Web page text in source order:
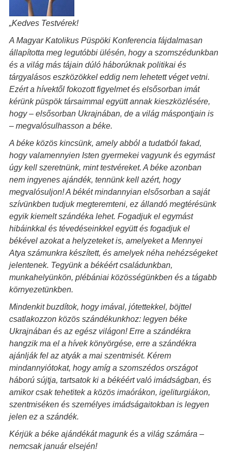
„Kedves Testvérek!
A Magyar Katolikus Püspöki Konferencia fájdalmasan
állapította meg legutóbbi ülésén, hogy a szomszédunkban
és a világ más tájain dúló háborúknak politikai és
tárgyalásos eszközökkel eddig nem lehetett véget vetni.
Ezért a hívektől fokozott figyelmet és elsősorban imát
kérünk püspök társaimmal együtt annak kieszközlésére,
hogy – elsősorban Ukrajnában, de a világ máspontjain is
– megvalósulhasson a béke.
A béke közös kincsünk, amely abból a tudatból fakad,
hogy valamennyien Isten gyermekei vagyunk és egymást
úgy kell szeretnünk, mint testvéreket. A béke azonban
nem ingyenes ajándék, tennünk kell azért, hogy
megvalósuljon! A békét mindannyian elsősorban a saját
szívünkben tudjuk megteremteni, ez állandó megtérésünk
egyik kiemelt szándéka lehet. Fogadjuk el egymást
hibáinkkal és tévedéseinkkel együtt és fogadjuk el
békével azokat a helyzeteket is, amelyeket a Mennyei
Atya számunkra készített, és amelyek néha nehézségeket
jelentenek. Tegyünk a békéért családunkban,
munkahelyünkön, plébániai közösségünkben és a tágabb
környezetünkben.
Mindenkit buzdítok, hogy imával, jótettekkel, böjttel
csatlakozzon közös szándékunkhoz: legyen béke
Ukrajnában és az egész világon! Erre a szándékra
hangzik ma el a hívek könyörgése, erre a szándékra
ajánlják fel az atyák a mai szentmisét. Kérem
mindannyiótokat, hogy amíg a szomszédos országot
háború sújtja, tartsatok ki a békéért való imádságban, és
amikor csak tehetitek a közös imaórákon, igeliturgiákon,
szentmiséken és személyes imádságaitokban is legyen
jelen ez a szándék.
Kérjük a béke ajándékát magunk és a világ számára –
nemcsak január elsején!